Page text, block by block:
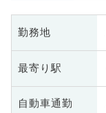
勤務地
最寄り駅
自動車通勤